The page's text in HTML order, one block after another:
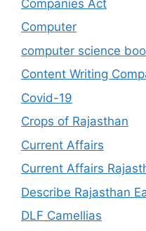
Companies Act
Computer
computer science
Content Writing
Covid-19
Crops of Rajasthan
Current Affairs
Current Affairs
Describe Rajasthan
DLF Camellias